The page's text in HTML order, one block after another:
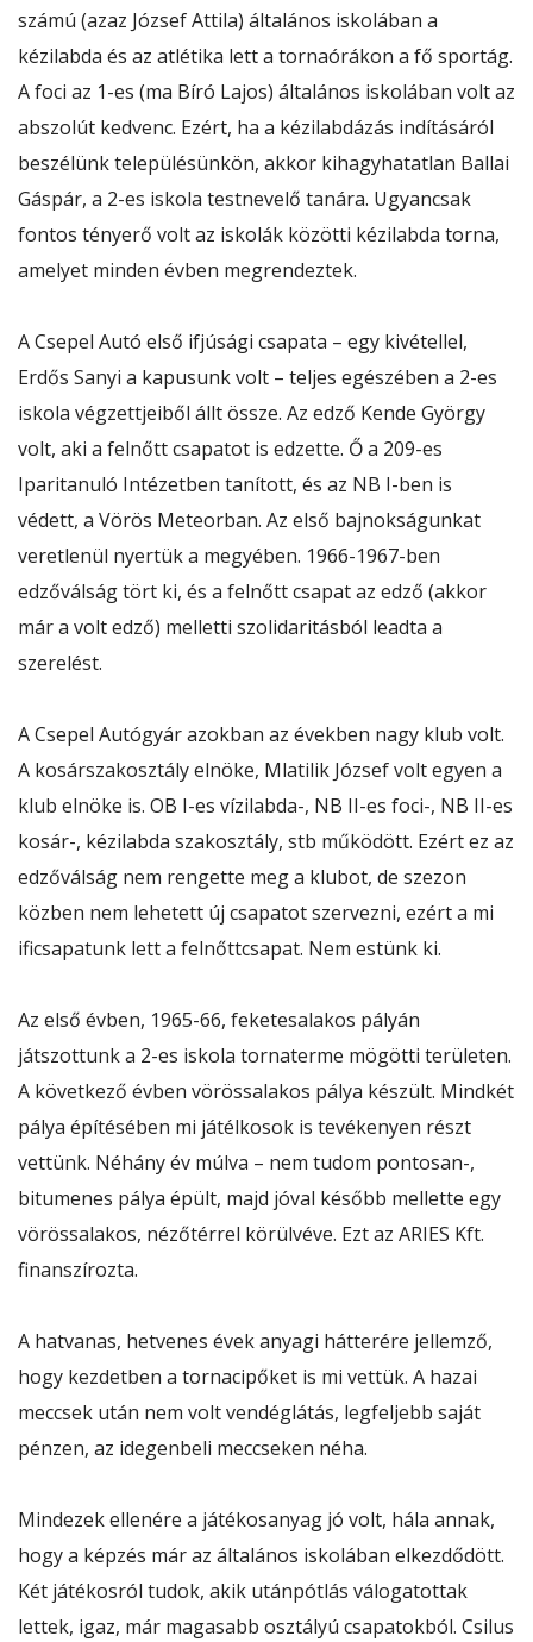
számú (azaz József Attila) általános iskolában a
kézilabda és az atlétika lett a tornaórákon a fő sportág.
A foci az 1-es (ma Bíró Lajos) általános iskolában volt az
abszolút kedvenc. Ezért, ha a kézilabdázás indításáról
beszélünk településünkön, akkor kihagyhatatlan Ballai
Gáspár, a 2-es iskola testnevelő tanára. Ugyancsak
fontos tényerő volt az iskolák közötti kézilabda torna,
amelyet minden évben megrendeztek.
A Csepel Autó első ifjúsági csapata – egy kivétellel,
Erdős Sanyi a kapusunk volt – teljes egészében a 2-es
iskola végzettjeiből állt össze. Az edző Kende György
volt, aki a felnőtt csapatot is edzette. Ő a 209-es
Iparitanuló Intézetben tanított, és az NB I-ben is
védett, a Vörös Meteorban. Az első bajnokságunkat
veretlenül nyertük a megyében. 1966-1967-ben
edzőválság tört ki, és a felnőtt csapat az edző (akkor
már a volt edző) melletti szolidaritásból leadta a
szerelést.
A Csepel Autógyár azokban az években nagy klub volt.
A kosárszakosztály elnöke, Mlatilik József volt egyen a
klub elnöke is. OB I-es vízilabda-, NB II-es foci-, NB II-es
kosár-, kézilabda szakosztály, stb működött. Ezért ez az
edzőválság nem rengette meg a klubot, de szezon
közben nem lehetett új csapatot szervezni, ezért a mi
ificsapatunk lett a felnőttcsapat. Nem estünk ki.
Az első évben, 1965-66, feketesalakos pályán
játszottunk a 2-es iskola tornaterme mögötti területen.
A következő évben vörössalakos pálya készült. Mindkét
pálya építésében mi játélkosok is tevékenyen részt
vettünk. Néhány év múlva – nem tudom pontosan-,
bitumenes pálya épült, majd jóval később mellette egy
vörössalakos, nézőtérrel körülvéve. Ezt az ARIES Kft.
finanszírozta.
A hatvanas, hetvenes évek anyagi hátterére jellemző,
hogy kezdetben a tornacipőket is mi vettük. A hazai
meccsek után nem volt vendéglátás, legfeljebb saját
pénzen, az idegenbeli meccseken néha.
Mindezek ellenére a játékosanyag jó volt, hála annak,
hogy a képzés már az általános iskolában elkezdődött.
Két játékosról tudok, akik utánpótlás válogatottak
lettek, igaz, már magasabb osztályú csapatokból. Csilus